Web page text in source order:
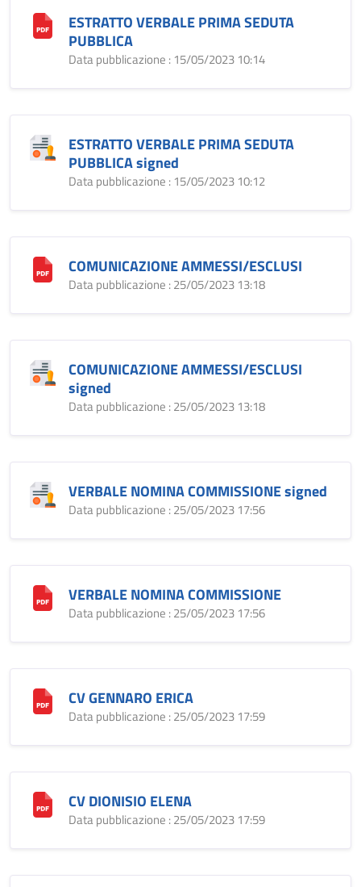
ESTRATTO VERBALE PRIMA SEDUTA
PUBBLICA
Data pubblicazione : 15/05/2023 10:14
ESTRATTO VERBALE PRIMA SEDUTA
PUBBLICA signed
Data pubblicazione : 15/05/2023 10:12
COMUNICAZIONE AMMESSI/ESCLUSI
Data pubblicazione : 25/05/2023 13:18
COMUNICAZIONE AMMESSI/ESCLUSI
signed
Data pubblicazione : 25/05/2023 13:18
VERBALE NOMINA COMMISSIONE signed
Data pubblicazione : 25/05/2023 17:56
VERBALE NOMINA COMMISSIONE
Data pubblicazione : 25/05/2023 17:56
CV GENNARO ERICA
Data pubblicazione : 25/05/2023 17:59
CV DIONISIO ELENA
Data pubblicazione : 25/05/2023 17:59